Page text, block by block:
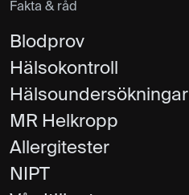
Fakta & råd
Blodprov
Hälsokontroll
Hälsoundersökningar
MR Helkropp
Allergitester
NIPT